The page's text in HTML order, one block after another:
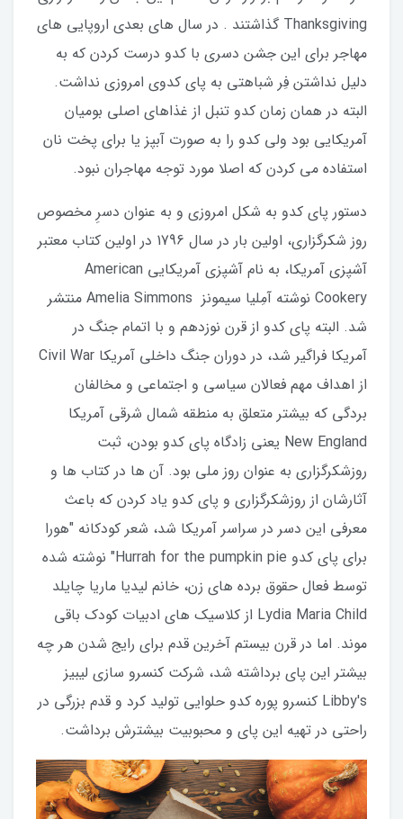
Thanksgiving گذاشتند . در سال های بعدی اروپایی های
مهاجر برای این جشن دسری با کدو درست کردن که به
دلیل نداشتن فِر شباهتی به پای کدوی امروزی نداشت.
البته در همان زمان کدو تنبل از غذاهای اصلی بومیان
آمریکایی بود ولی کدو را به صورت آبپز یا برای پخت نان
استفاده می کردن که اصلا مورد توجه مهاجران نبود.
دستور پای کدو به شکل امروزی و به عنوان دسرِ مخصوص
روز شکرگزاری، اولین بار در سال 1796 در اولین کتاب معتبر
آشپزی آمریکا، به نام آشپزی آمریکایی American
Cookery نوشته آمِلیا سیمونز Amelia Simmons منتشر
شد. البته پای کدو از قرن نوزدهم و با اتمام جنگ در
آمریکا فراگیر شد، در دوران جنگ داخلی آمریکا Civil War
از اهداف مهم فعالان سیاسی و اجتماعی و مخالفان
بردگی که بیشتر متعلق به منطقه شمال شرقی آمریکا
New England یعنی زادگاه پای کدو بودن، ثبت
روزشکرگزاری به عنوان روز ملی بود. آن ها در کتاب ها و
آثارشان از روزشکرگزاری و پای کدو یاد کردن که باعث
معرفی این دسر در سراسر آمریکا شد، شعر کودکانه "هورا
برای پای کدو Hurrah for the pumpkin pie" نوشته شده
توسط فعال حقوق برده های زن، خانم لیدیا ماریا چایلد
Lydia Maria Child از کلاسیک های ادبیات کودک باقی
موند. اما در قرن بیستم آخرین قدم برای رایج شدن هر چه
بیشتر این پای برداشته شد، شرکت کنسرو سازی لیبیز
Libby's کنسرو پوره کدو حلوایی تولید کرد و قدم بزرگی در
راحتی در تهیه این پای و محبوبیت بیشترش برداشت.